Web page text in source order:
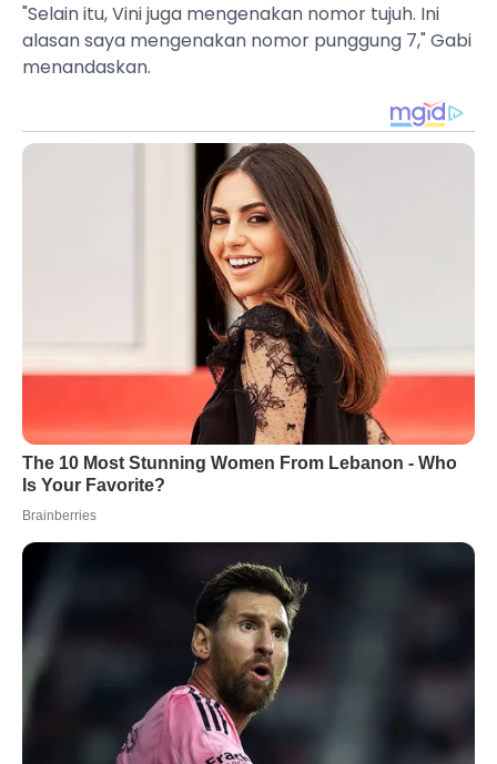
"Selain itu, Vini juga mengenakan nomor tujuh. Ini
alasan saya mengenakan nomor punggung 7," Gabi
menandaskan.